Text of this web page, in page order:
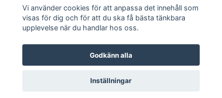
Sociala medier
© 2026 Dryckeskompaniet i Vellinge
Vi använder cookies för att anpassa det innehåll som
visas för dig och för att du ska få bästa tänkbara
upplevelse när du handlar hos oss.
Godkänn alla
Inställningar